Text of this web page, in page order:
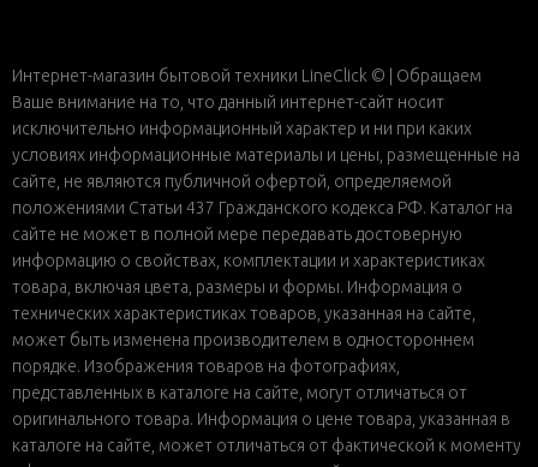
Интернет-магазин бытовой техники LineClick © | Обращаем
Ваше внимание на то, что данный интернет-сайт носит
исключительно информационный характер и ни при каких
условиях информационные материалы и цены, размещенные на
сайте, не являются публичной офертой, определяемой
положениями Статьи 437 Гражданского кодекса РФ. Каталог на
сайте не может в полной мере передавать достоверную
информацию о свойствах, комплектации и характеристиках
товара, включая цвета, размеры и формы. Информация о
технических характеристиках товаров, указанная на сайте,
может быть изменена производителем в одностороннем
порядке. Изображения товаров на фотографиях,
представленных в каталоге на сайте, могут отличаться от
оригинального товара. Информация о цене товара, указанная в
каталоге на сайте, может отличаться от фактической к моменту